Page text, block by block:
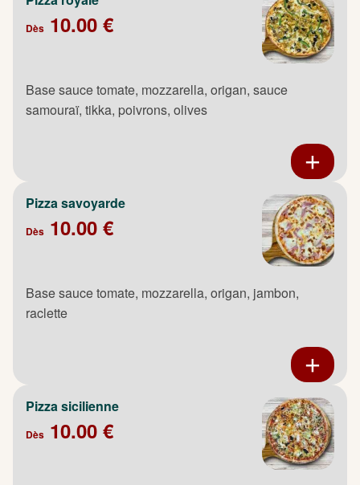
Dès 10.00 €
Base sauce tomate, mozzarella, origan, sauce
samouraï, tikka, poivrons, olives
Pizza savoyarde
Dès 10.00 €
Base sauce tomate, mozzarella, origan, jambon,
raclette
Pizza sicilienne
Dès 10.00 €